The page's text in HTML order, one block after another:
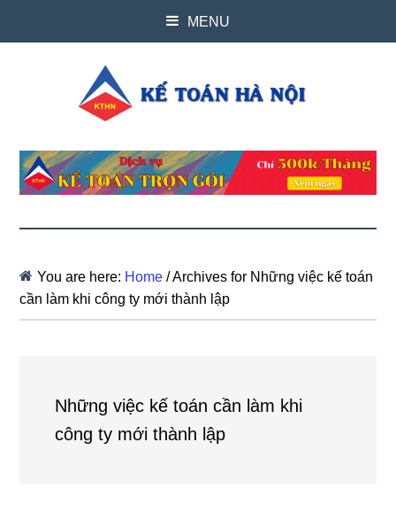
MENU
You are here: Home /Archives for Những việc kế toán
cần làm khi công ty mới thành lập
Những việc kế toán cần làm khi
công ty mới thành lập